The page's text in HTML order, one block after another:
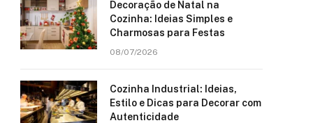
Decoração de Natal na
Cozinha: Ideias Simples e
Charmosas para Festas
08/07/2026
Cozinha Industrial: Ideias,
Estilo e Dicas para Decorar com
Autenticidade